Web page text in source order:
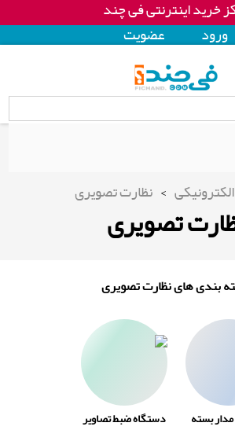
خرید اینترنتی فی چند
ورود
عضويت
> نظارت تصویری
تصویری
بندی های نظارت تصویری
بسته دستگاه ضبط تصاویر